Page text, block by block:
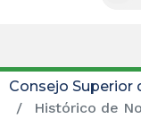
Consejo Superior
Histórico de